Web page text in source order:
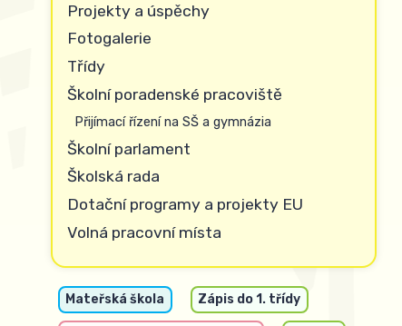
Projekty a úspěchy
Fotogalerie
Třídy
Školní poradenské pracoviště
Přijímací řízení na SŠ a gymnázia
Školní parlament
Školská rada
Dotační programy a projekty EU
Volná pracovní místa
Mateřská škola Zápis do 1. třídy